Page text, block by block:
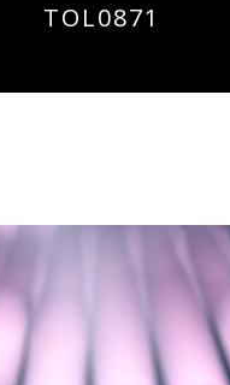
TOL0871